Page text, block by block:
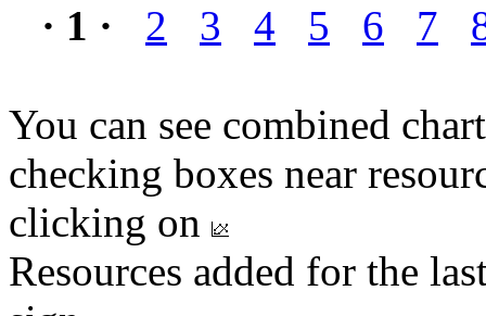
· 1 · 2 3 4 5 6 7
You can see combined
checking boxes near
clicking on
Resources added for the